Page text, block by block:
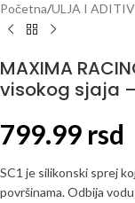
Početna/ULJA I
MAXIMA
visokog sjaja –
799.99 rsd
SC1 je silikonski sprej
površinama. Odbija